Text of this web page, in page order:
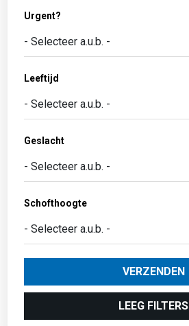
Urgent?
Leeftijd
Geslacht
Schofthoogte
VERZENDEN
LEEG FILTERS